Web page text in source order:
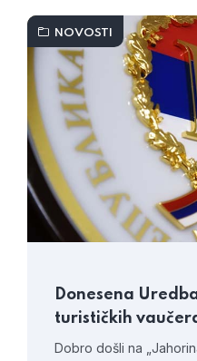
NOVOSTI
Donesena
turističkih
Dobro došli na